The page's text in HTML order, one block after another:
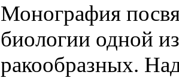
Монография
биологии одной
ракообразных.